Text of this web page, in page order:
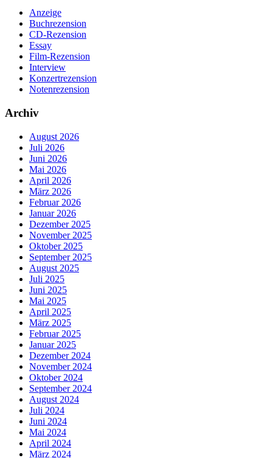
Anzeige
Buchrezension
CD-Rezension
Essay
Film-Rezension
Interview
Konzertrezension
Notenrezension
Archiv
August 2026
Juli 2026
Juni 2026
Mai 2026
April 2026
März 2026
Februar 2026
Januar 2026
Dezember 2025
November 2025
Oktober 2025
September 2025
August 2025
Juli 2025
Juni 2025
Mai 2025
April 2025
März 2025
Februar 2025
Januar 2025
Dezember 2024
November 2024
Oktober 2024
September 2024
August 2024
Juli 2024
Juni 2024
Mai 2024
April 2024
März 2024